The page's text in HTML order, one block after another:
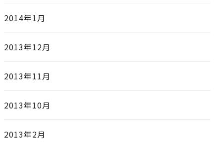
2014年1月
2013年12月
2013年11月
2013年10月
2013年2月